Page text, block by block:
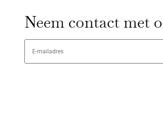
Neem contact met
E-
mailadres